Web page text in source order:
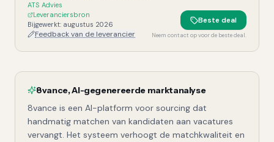
ATS Advies
Leveranciersbron
Bijgewerkt: augustus 2026
Feedback van de leverancier
Beste deal
Neem contact op voor de beste deal.
8vance,AI-gegenereerde marktanalyse
8vance is een AI-platform voor sourcing dat
handmatig matchen van kandidaten aan vacatures
vervangt. Het systeem verhoogt de matchkwaliteit en